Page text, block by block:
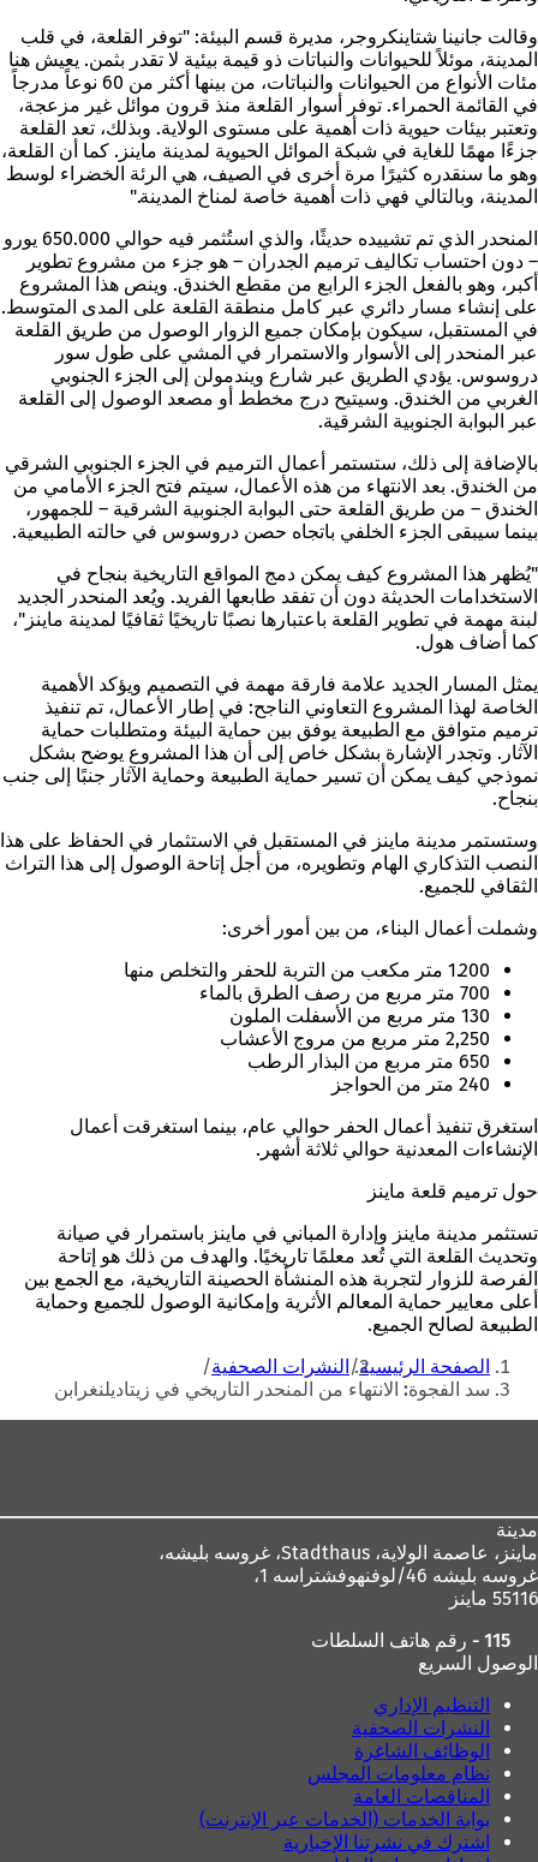
وقالت جانينا شتاينكروجر، مديرة قسم البيئة: "توفر القلعة، في قلب
المدينة، موئلاً للحيوانات والنباتات ذو قيمة بيئية لا تقدر بثمن. يعيش هنا
مئات الأنواع من الحيوانات والنباتات، من بينها أكثر من 60 نوعاً مدرجاً
في القائمة الحمراء. توفر أسوار القلعة منذ قرون موائل غير مزعجة،
وتعتبر بيئات حيوية ذات أهمية على مستوى الولاية. وبذلك، تعد القلعة
جزءًا مهمًا للغاية في شبكة الموائل الحيوية لمدينة ماينز. كما أن القلعة،
وهو ما سنقدره كثيرًا مرة أخرى في الصيف، هي الرئة الخضراء لوسط
المدينة، وبالتالي فهي ذات أهمية خاصة لمناخ المدينة."
المنحدر الذي تم تشييده حديثًا، والذي استُثمر فيه حوالي 650.000 يورو
– دون احتساب تكاليف ترميم الجدران – هو جزء من مشروع تطوير
أكبر، وهو بالفعل الجزء الرابع من مقطع الخندق. وينص هذا المشروع
على إنشاء مسار دائري عبر كامل منطقة القلعة على المدى المتوسط.
في المستقبل، سيكون بإمكان جميع الزوار الوصول من طريق القلعة
عبر المنحدر إلى الأسوار والاستمرار في المشي على طول سور
دروسوس. يؤدي الطريق عبر شارع ويندمولن إلى الجزء الجنوبي
الغربي من الخندق. وسيتيح درج مخطط أو مصعد الوصول إلى القلعة
عبر البوابة الجنوبية الشرقية.
بالإضافة إلى ذلك، ستستمر أعمال الترميم في الجزء الجنوبي الشرقي
من الخندق. بعد الانتهاء من هذه الأعمال، سيتم فتح الجزء الأمامي من
الخندق – من طريق القلعة حتى البوابة الجنوبية الشرقية – للجمهور،
بينما سيبقى الجزء الخلفي باتجاه حصن دروسوس في حالته الطبيعية.
"يُظهر هذا المشروع كيف يمكن دمج المواقع التاريخية بنجاح في
الاستخدامات الحديثة دون أن تفقد طابعها الفريد. ويُعد المنحدر الجديد
لبنة مهمة في تطوير القلعة باعتبارها نصبًا تاريخيًا ثقافيًا لمدينة ماينز"،
كما أضاف هول.
يمثل المسار الجديد علامة فارقة مهمة في التصميم ويؤكد الأهمية
الخاصة لهذا المشروع التعاوني الناجح: في إطار الأعمال، تم تنفيذ
ترميم متوافق مع الطبيعة يوفق بين حماية البيئة ومتطلبات حماية
الآثار. وتجدر الإشارة بشكل خاص إلى أن هذا المشروع يوضح بشكل
نموذجي كيف يمكن أن تسير حماية الطبيعة وحماية الآثار جنبًا إلى جنب
بنجاح.
وستستمر مدينة ماينز في المستقبل في الاستثمار في الحفاظ على هذا
النصب التذكاري الهام وتطويره، من أجل إتاحة الوصول إلى هذا التراث
الثقافي للجميع.
وشملت أعمال البناء، من بين أمور أخرى:
1.200 متر مكعب من التربة للحفر والتخلص منها
700 متر مربع من رصف الطرق بالماء
130 متر مربع من الأسفلت الملون
2,250 متر مربع من مروج الأعشاب
650 متر مربع من البذار الرطب
240 متر من الحواجز
استغرق تنفيذ أعمال الحفر حوالي عام، بينما استغرقت أعمال
الإنشاءات المعدنية حوالي ثلاثة أشهر.
حول ترميم قلعة ماينز
تستثمر مدينة ماينز وإدارة المباني في ماينز باستمرار في صيانة
وتحديث القلعة التي تُعد معلمًا تاريخيًا. والهدف من ذلك هو إتاحة
الفرصة للزوار لتجربة هذه المنشأة الحصينة التاريخية، مع الجمع بين
أعلى معايير حماية المعالم الأثرية وإمكانية الوصول للجميع وحماية
الطبيعة لصالح الجميع.
أنت
هنا
الصفحة الرئيسية
النشرات الصحفية
سد الفجوة: الانتهاء من المنحدر التاريخي في زيتاديلنغرابن
مدينة
ماينز، عاصمة الولاية،
غروسه بليشه 46/لوفنهوفشتراسه 1،
55116 ماينز
115 - رقم هاتف السلطات
الوصول السريع
التنظيم الإداري
النشرات الصحفية
الوظائف الشاغرة
نظام معلومات المجلس
المناقصات العامة
بوابة الخدمات (الخدمات عبر الإنترنت)
اشترك في نشرتنا الإخبارية